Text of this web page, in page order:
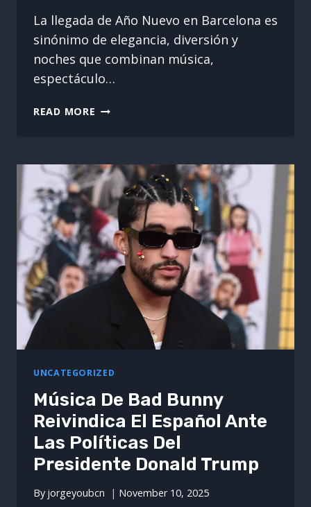
La llegada de Año Nuevo en Barcelona es
sinónimo de elegancia, diversión y
noches que combinan música,
espectáculo…
READ MORE CÓDIGO
FIESTAS
DE
AÑO
NUEVO
EN
BARCELONA
UNCATEGORIZED
Música De Bad Bunny
Reivindica El Español Ante
Las Políticas Del
Presidente Donald Trump
By jorgeyoubcn November 10, 2025